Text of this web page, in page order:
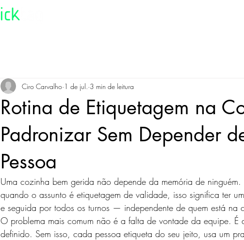
Rotina de Etiquetagem na
Padronizar Sem Depender
Pessoa
Ciro Carvalho 1 de jul. 3 min de leitura
Uma cozinha bem gerida não depende da memória de
quando o assunto é etiquetagem de validade, isso significa ter
e seguida por todos os turnos — independente de quem está na
O problema mais comum não é a falta de vontade da equipe. É
definido. Sem isso, cada pessoa etiqueta do seu jeito, usa um